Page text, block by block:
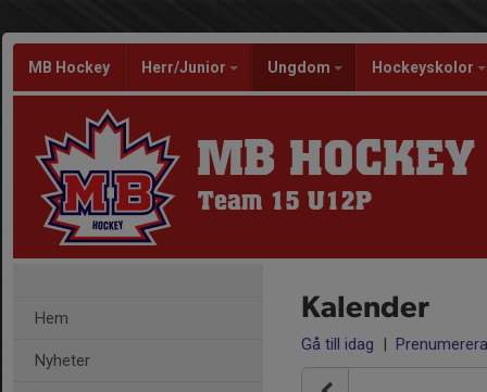
MB Hockey Herr/Junior Ungdom Hockeyskolor
MB HOCKEY
Team 15 U12P
Hem
Nyheter
Kalender
Gå till idag | Prenumerera